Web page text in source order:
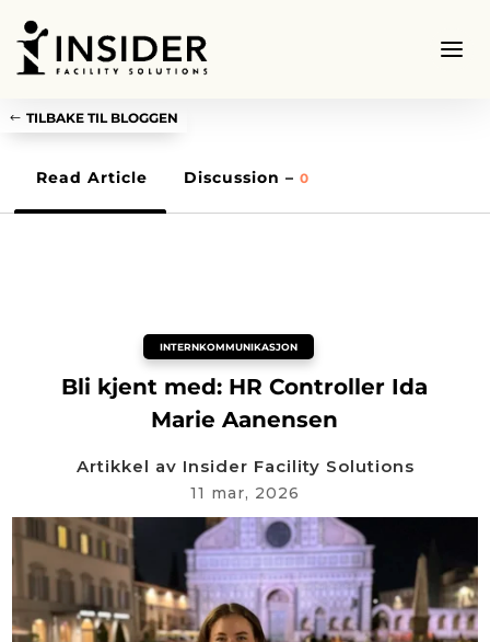
TILBAKE TIL BLOGGEN
Read Article Discussion – 0
INTERNKOMMUNIKASJON
Bli kjent med: HR Controller Ida
Marie Aanensen
Artikkel av Insider Facility Solutions
11 mar, 2026